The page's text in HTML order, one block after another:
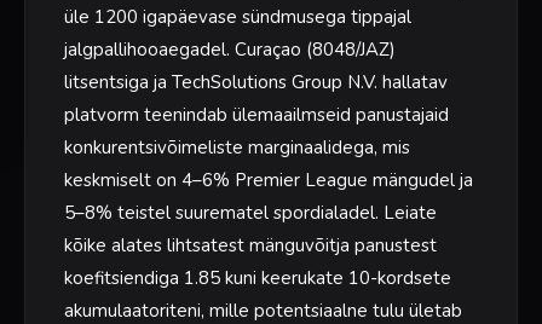
üle 1200 igapäevase sündmusega tippajal
jalgpallihooaegadel. Curaçao (8048/JAZ)
litsentsiga ja TechSolutions Group N.V. hallatav
platvorm teenindab ülemaailmseid panustajaid
konkurentsivõimeliste marginaalidega, mis
keskmiselt on 4–6% Premier League mängudel ja
5–8% teistel suurematel spordialadel. Leiate
kõike alates lihtsatest mänguvõitja panustest
koefitsiendiga 1.85 kuni keerukate 10-kordsete
akumulaatoriteni, mille potentsiaalne tulu ületab